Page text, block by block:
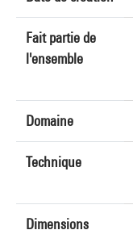
Fait partie de
l'ensemble
Domaine
Technique
Dimensions